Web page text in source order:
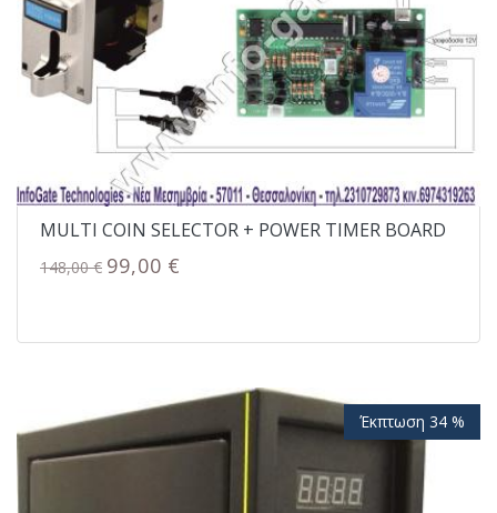
MULTI COIN SELECTOR + POWER TIMER BOARD
148,00 € 99,00 €
Έκπτωση 34 %